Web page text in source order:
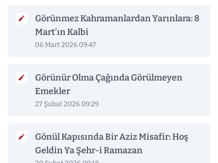
Görünmez Kahramanlardan Yarınlara: 8
Mart’ın Kalbi
06 Mart 2026 09:47
Görünür Olma Çağında Görülmeyen
Emekler
27 Şubat 2026 09:29
Gönül Kapısında Bir Aziz Misafir: Hoş
Geldin Ya Şehr-i Ramazan